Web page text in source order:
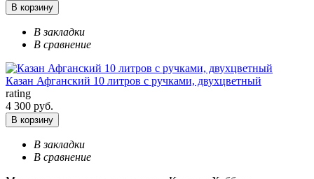
В корзину
В закладки
В сравнение
Казан Афганский 10 литров с ручками, двухцветный
rating
4 300 руб.
В корзину
В закладки
В сравнение